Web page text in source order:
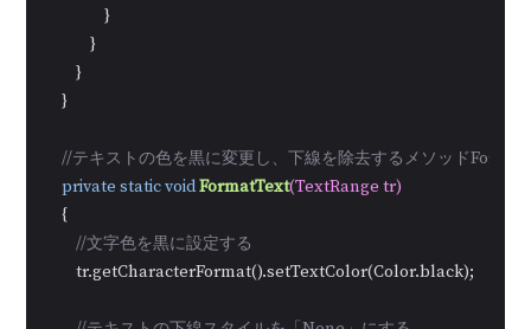
                }
            }
        }
    }
//テキストの色を黒に変更し、下線を除去するメソッド
private staticvoidFormatText(TextRange tr)
    {
//文字色を黒に設定する
        tr.getCharacterFormat().setTextColor(Color.black);